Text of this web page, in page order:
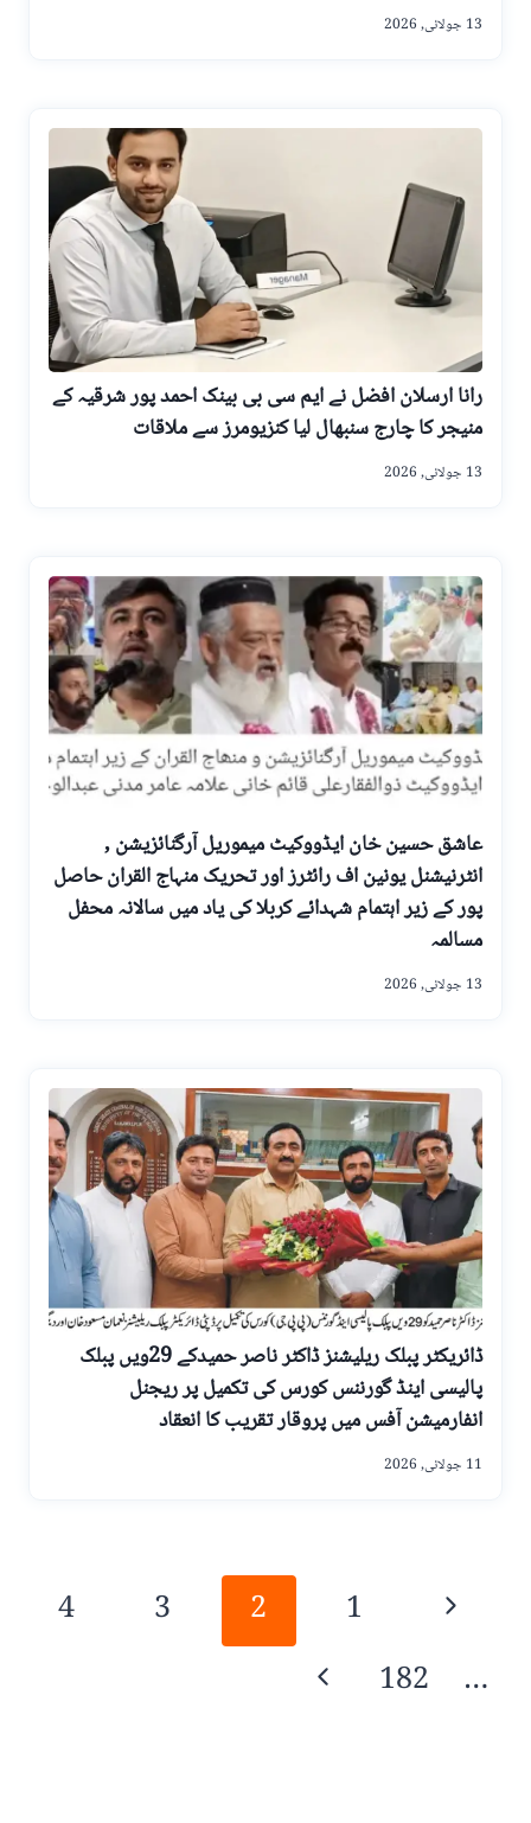
13 جولائی, 2026
رانا ارسلان افضل نے ایم سی بی بینک احمد پور شرقیہ کے
منیجر کا چارج سنبھال لیا کنزیومرز سے ملاقات
13 جولائی, 2026
عاشق حسین خان ایڈووکیٹ میموریل آرگنائزیشن ,
انٹرنیشنل یونین اف رائٹرز اور تحریک منہاج القران حاصل
پور کے زیر اہتمام شہدائے کربلا کی یاد میں سالانہ محفل
مسالمہ
13 جولائی, 2026
ڈائریکٹر پبلک ریلیشنز ڈاکٹر ناصر حمیدکے 29ویں پبلک
پالیسی اینڈ گورننس کورس کی تکمیل پر ریجنل
انفارمیشن آفس میں پروقار تقریب کا انعقاد
11 جولائی, 2026
Page
Previous
Page
1
2
3
4
…
182
Next